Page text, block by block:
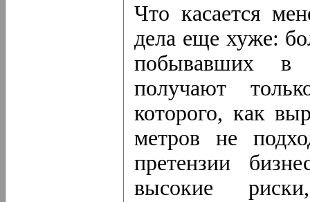
Что касается
дела еще хуже:
побывавших в
получают
которого, как
метров не
претензии
высокие